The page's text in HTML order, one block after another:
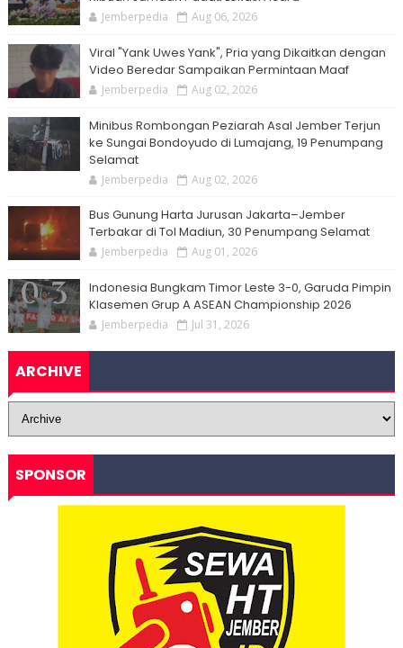
Jemberpedia Aug 06, 2026
Viral "Yank Uwes Yank", Pria yang Dikaitkan dengan
Video Beredar Sampaikan Permintaan Maaf
Jemberpedia Aug 02, 2026
Minibus Rombongan Peziarah Asal Jember Terjun
ke Sungai Bondoyudo di Lumajang, 19 Penumpang
Selamat
Jemberpedia Aug 02, 2026
Bus Gunung Harta Jurusan Jakarta–Jember
Terbakar di Tol Madiun, 30 Penumpang Selamat
Jemberpedia Aug 01, 2026
Indonesia Bungkam Timor Leste 3-0, Garuda Pimpin
Klasemen Grup A ASEAN Championship 2026
Jemberpedia Jul 31, 2026
ARCHIVE
SPONSOR